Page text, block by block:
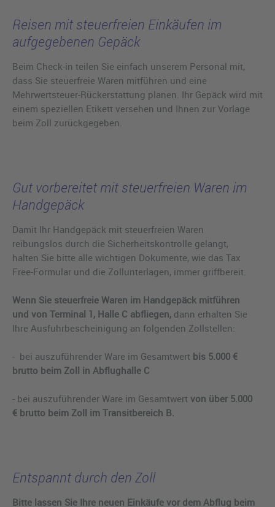
Reisen mit steuerfreien Einkäufen im
aufgegebenen Gepäck
Beim Check-in teilen Sie einfach unserem Personal mit,
dass Sie steuerfreie Waren mitführen und eine
Mehrwertsteuer-Rückerstattung planen. Ihr Gepäck wird mit
einem speziellen Etikett versehen und Ihnen zur Vorlage
beim Zoll zurückgegeben.
Gut vorbereitet mit steuerfreien Waren im
Handgepäck
Damit Ihr Handgepäck mit steuerfreien Waren
reibungslos durch die Sicherheitskontrolle gelangt,
halten Sie bitte alle wichtigen Dokumente, wie das Tax
Free-Formular und die Zollunterlagen, immer griffbereit.
Wenn Sie steuerfreie Waren im Handgepäck mitführen
und von Terminal 1, Halle C abfliegen, dann erhalten Sie
Ihre Ausfuhrbescheinigung an folgenden Zollstellen:
- bei auszuführender Ware im Gesamtwert bis 5.000 €
brutto beim Zoll in Abflughalle C
- bei auszuführender Ware im Gesamtwert von über 5.000
€ brutto beim Zoll im Transitbereich B.
Entspannt durch den Zoll
Bitte lassen Sie Ihre neuen Einkäufe vor dem Abflug beim